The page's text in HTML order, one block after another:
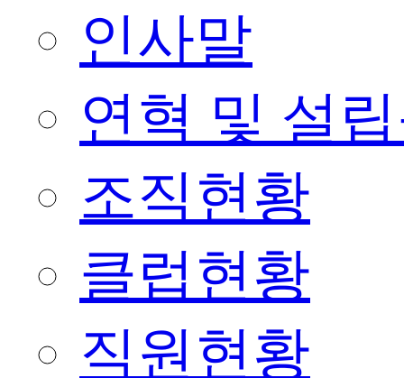
인사말
연혁 및 설
조직현황
클럽현황
직원현황